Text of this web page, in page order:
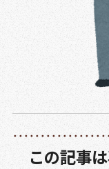
この記事